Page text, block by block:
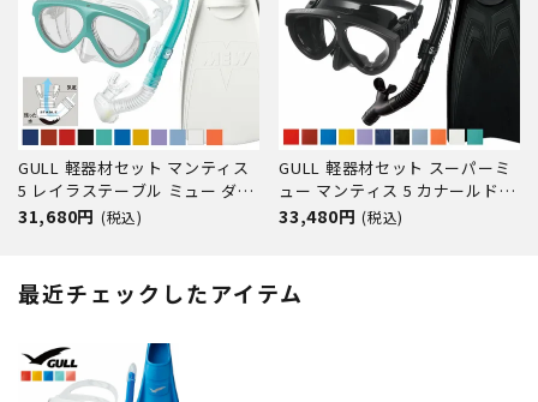
GULL 軽器材セット マンティス
5 レイラステーブル ミュー ダイ
ビング マスク フィン シュノー
ン スノーケル スキューバダイビ
ング 軽器材 セット 【m
31,680円 (税込)
GULL 軽器材セット スーパーミ
ュー マンティス 5 カナールドラ
イ ダイビング マスク フィン シ
トフィン スノーケル スキンダイ
ビング スキューバダイ
33,480円 (税込)
最近チェックしたアイテム